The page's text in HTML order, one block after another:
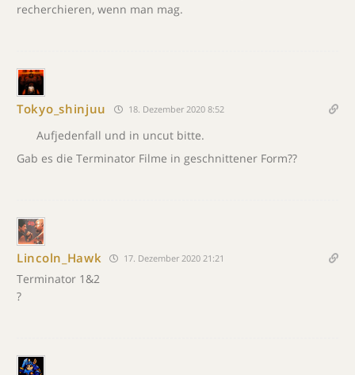
recherchieren, wenn man mag.
Tokyo_shinjuu 18. Dezember 2020 8:52
Aufjedenfall und in uncut bitte.
Gab es die Terminator Filme in geschnittener Form??
Lincoln_Hawk 17. Dezember 2020 21:21
Terminator 1&2
?